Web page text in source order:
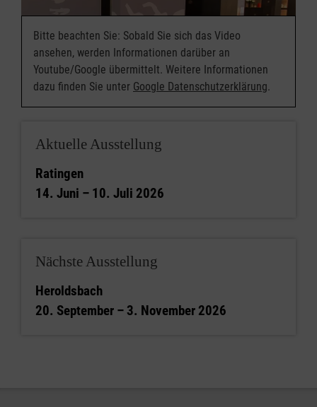
Bitte beachten Sie: Sobald Sie sich das Video
ansehen, werden Informationen darüber an
Youtube/Google übermittelt. Weitere Informationen
dazu finden Sie unter Google Datenschutzerklärung.
Aktuelle Ausstellung
Ratingen
14. Juni – 10. Juli 2026
Nächste Ausstellung
Heroldsbach
20. September – 3. November 2026